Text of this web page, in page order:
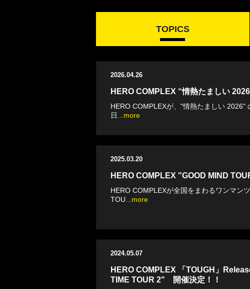
TOPICS
2026.04.26
HERO COMPLEX “情熱たましい
HERO COMPLEXが、"情熱たましい 2026"
日
...more
2025.03.20
HERO COMPLEX "GOOD MIND
HERO COMPLEXが全国をまわるワンマン
TOU ...more
2024.05.07
HERO COMPLEX 「TOUGH」
TIME TOUR 2" 開催決定！！